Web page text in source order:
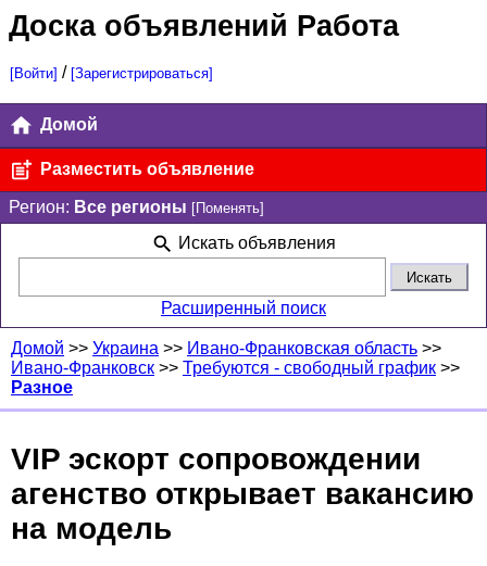
Доска объявлений Работа
[Войти] / [Зарегистрироваться]
Домой
Разместить объявление
Регион: Все регионы [Поменять]
Искать объявления
Расширенный поиск
Домой >> Украина >> Ивано-Франковская область >>
Ивано-Франковск >> Требуются - свободный график >>
Разное
VIP эскорт сопровождении
агенство открывает вакансию
на модель